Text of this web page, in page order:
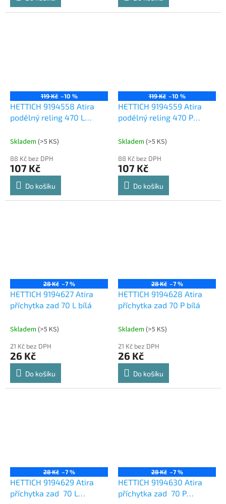
119 Kč –10 %
HETTICH 9194558 Atira
podélný reling 470 L
Skladem (>5 KS)
88 Kč bez DPH
107 Kč
Do košíku
119 Kč –10 %
HETTICH 9194559 Atira
podélný reling 470 P
Skladem (>5 KS)
88 Kč bez DPH
107 Kč
Do košíku
28 Kč –7 %
HETTICH 9194627 Atira
příchytka zad 70 L bílá
Skladem (>5 KS)
21 Kč bez DPH
26 Kč
Do košíku
28 Kč –7 %
HETTICH 9194628 Atira
příchytka zad 70 P bílá
Skladem (>5 KS)
21 Kč bez DPH
26 Kč
Do košíku
28 Kč –7 %
HETTICH 9194629 Atira
příchytka zad 70 L
28 Kč –7 %
HETTICH 9194630 Atira
příchytka zad 70 P